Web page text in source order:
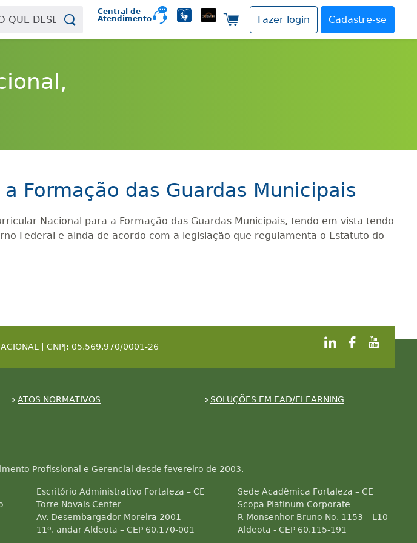
Central de
Atendimento
Carrinho de compras
Fazer login Cadastre-se
Formação das Guardas Municipais
Nacional para a Formação das Guardas Municipais, tendo em vista tendo
Federal e ainda de acordo com a legislação que regulamenta o Estatuto do
| CNPJ: 05.569.970/0001-26
ATOS NORMATIVOS SOLUÇÕES EM EAD/ELEARNING
Profissional e Gerencial desde fevereiro de 2003.
Escritório Administrativo Fortaleza – CE
Torre Novais Center
Av. Desembargador Moreira 2001 –
11º. andar Aldeota – CEP 60.170-001
Sede Acadêmica Fortaleza – CE
Scopa Platinum Corporate
R Monsenhor Bruno No. 1153 – L10 –
Aldeota - CEP 60.115-191